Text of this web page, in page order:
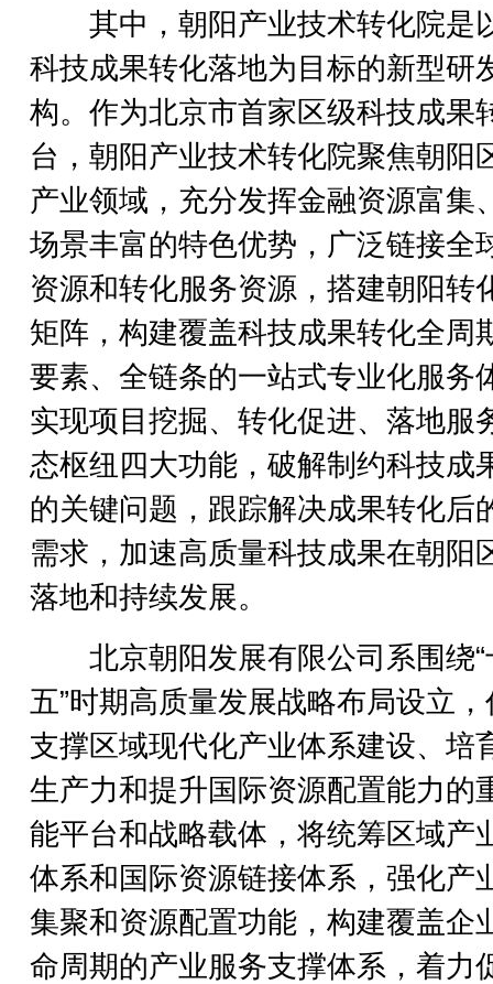
其中，朝阳产业技术转化院是
科技成果转化落地为目标的新型研
构。作为北京市首家区级科技成果
台，朝阳产业技术转化院聚焦朝阳
产业领域，充分发挥金融资源富集
场景丰富的特色优势，广泛链接全
资源和转化服务资源，搭建朝阳转
矩阵，构建覆盖科技成果转化全周
要素、全链条的一站式专业化服务
实现项目挖掘、转化促进、落地服
态枢纽四大功能，破解制约科技成
的关键问题，跟踪解决成果转化后
需求，加速高质量科技成果在朝阳
落地和持续发展。
北京朝阳发展有限公司系围绕“
五”时期高质量发展战略布局设立
支撑区域现代化产业体系建设、培
生产力和提升国际资源配置能力的
能平台和战略载体，将统筹区域产
体系和国际资源链接体系，强化产
集聚和资源配置功能，构建覆盖企
命周期的产业服务支撑体系，着力